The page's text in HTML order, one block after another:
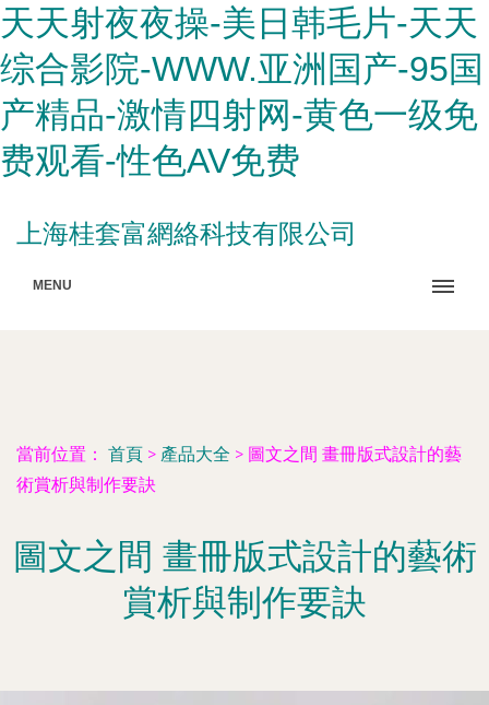
天天射夜夜操-美日韩毛片-天天
综合影院-WWW.亚洲国产-95国
产精品-激情四射网-黄色一级免
费观看-性色AV免费
上海桂套富網絡科技有限公司
MENU
當前位置： 首頁 > 產品大全 > 圖文之間 畫冊版式設計的藝
術賞析與制作要訣
圖文之間 畫冊版式設計的藝術
賞析與制作要訣